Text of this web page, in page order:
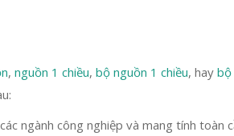
, nguồn 1 chiều, bộ nguồn 1 chiều, hay bộ
ngành công nghiệp và mang tính